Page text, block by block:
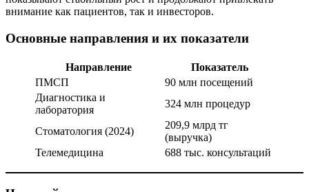
внимание как пациентов, так и инвесторов.
Основные направления и их показатели
Направление
Показатель
ПМСП
90 млн посещений
Диагностика и
лаборатория
324 млн процедур
Стоматология (2024)
209,9 млрд тг
(выручка)
Телемедицина
688 тыс. консультаций